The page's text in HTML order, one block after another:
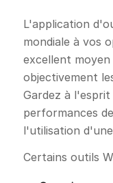
L'application
mondiale à vos
excellent
objectivement
Gardez à
performances
l'utilisation
Certains outils